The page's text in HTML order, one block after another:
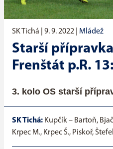
SK Tichá | 9. 9. 2022 Mládež
Starší
Frenštát p.R.
3. kolo OS starší
SK Tichá: Kupčík – Bartoň,
Krpec M., Krpec Š., Piskoř,